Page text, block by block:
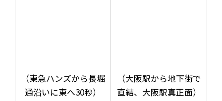
（東急ハンズから長堀
通沿いに東へ30秒）
（大阪駅から地下街で
直結、大阪駅真正面）